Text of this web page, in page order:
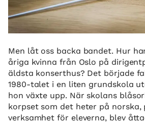
Men låt oss backa bandet. Hur
åriga kvinna från Oslo på
äldsta konserthus? Det började
1980-talet i en liten grundskola
hon växte upp. När skolans
korpset som det heter på norska,
verksamhet för eleverna, blev